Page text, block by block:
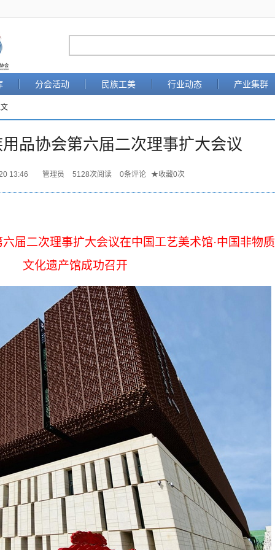
分会活动 民族工美 行业动态 产业集群
品协会第六届二次理事扩大会议
13:46 管理员 5128次阅读 0条评论 ★收藏0次
届二次理事扩大会议在中国工艺美术馆·中国非物质
文化遗产馆成功召开